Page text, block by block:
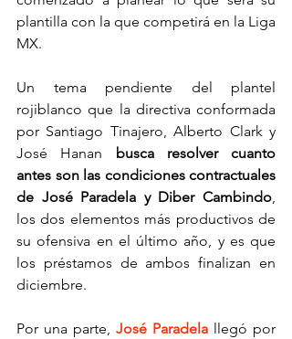
plantilla con la que competirá en la Liga
MX.
Un tema pendiente del plantel
rojiblanco que la directiva conformada
por Santiago Tinajero, Alberto Clark y
José Hanan
busca resolver cuanto
antes son las condiciones contractuales
de José Paradela y Diber Cambindo,
los dos elementos más productivos de
su ofensiva en el último año, y es que
los préstamos de ambos finalizan en
diciembre.
Por una parte, José Paradela llegó por